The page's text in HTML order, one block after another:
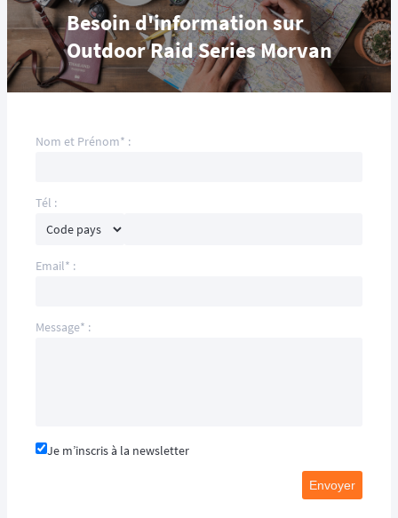
Besoin d'information sur
Outdoor Raid Series Morvan
Nom et Prénom* :
Tél :
Email* :
Message* :
Je m’inscris à la newsletter
Envoyer